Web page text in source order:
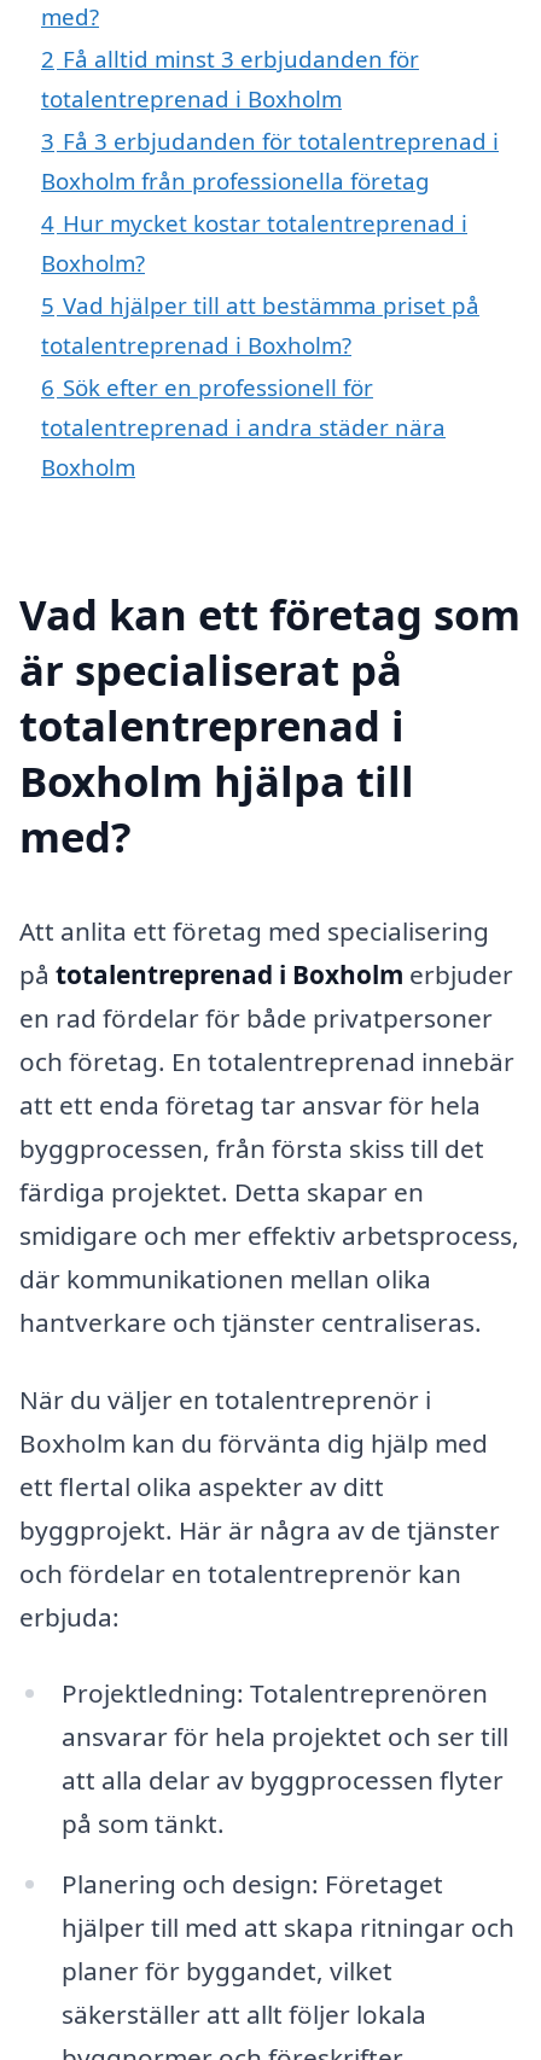
med?
2 Få alltid minst 3 erbjudanden för
totalentreprenad i Boxholm
3 Få 3 erbjudanden för totalentreprenad i
Boxholm från professionella företag
4 Hur mycket kostar totalentreprenad i
Boxholm?
5 Vad hjälper till att bestämma priset på
totalentreprenad i Boxholm?
6 Sök efter en professionell för
totalentreprenad i andra städer nära
Boxholm
Vad kan ett företag som
är specialiserat på
totalentreprenad i
Boxholm hjälpa till
med?
Att anlita ett företag med specialisering
på totalentreprenad i Boxholm erbjuder
en rad fördelar för både privatpersoner
och företag. En totalentreprenad innebär
att ett enda företag tar ansvar för hela
byggprocessen, från första skiss till det
färdiga projektet. Detta skapar en
smidigare och mer effektiv arbetsprocess,
där kommunikationen mellan olika
hantverkare och tjänster centraliseras.
När du väljer en totalentreprenör i
Boxholm kan du förvänta dig hjälp med
ett flertal olika aspekter av ditt
byggprojekt. Här är några av de tjänster
och fördelar en totalentreprenör kan
erbjuda:
Projektledning: Totalentreprenören
ansvarar för hela projektet och ser till
att alla delar av byggprocessen flyter
på som tänkt.
Planering och design: Företaget
hjälper till med att skapa ritningar och
planer för byggandet, vilket
säkerställer att allt följer lokala